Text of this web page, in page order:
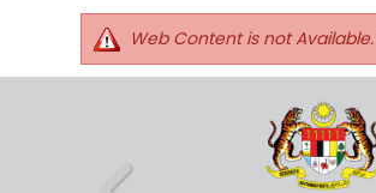
Web Content is not